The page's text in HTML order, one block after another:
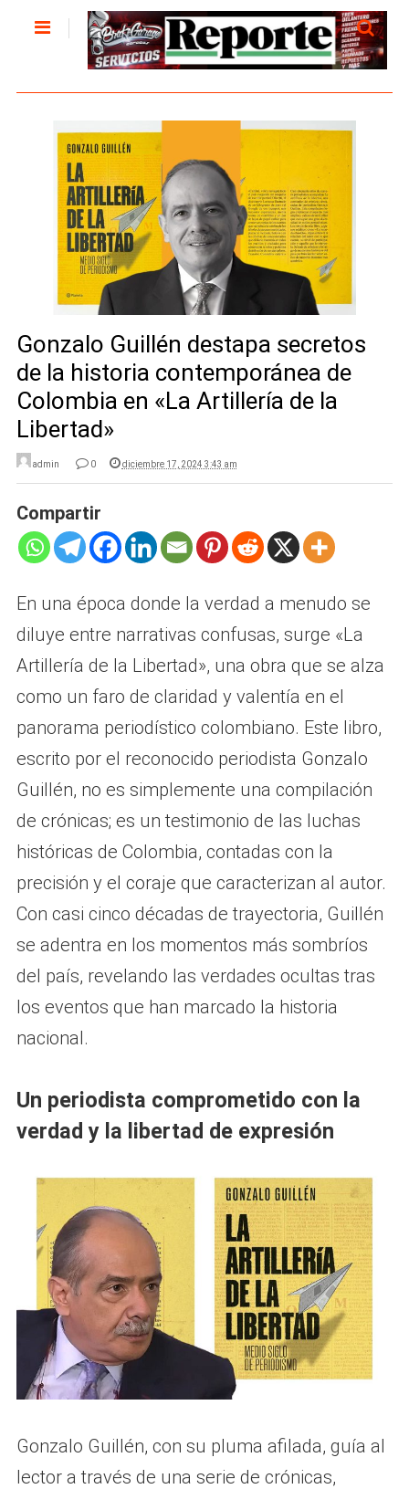
Gonzalo Guillén destapa secretos
de la historia contemporánea de
Colombia en «La Artillería de la
Libertad»
admin 0 diciembre 17, 2024 3:43 am
Compartir
En una época donde la verdad a menudo se
diluye entre narrativas confusas, surge «La
Artillería de la Libertad», una obra que se alza
como un faro de claridad y valentía en el
panorama periodístico colombiano. Este libro,
escrito por el reconocido periodista Gonzalo
Guillén, no es simplemente una compilación
de crónicas; es un testimonio de las luchas
históricas de Colombia, contadas con la
precisión y el coraje que caracterizan al autor.
Con casi cinco décadas de trayectoria, Guillén
se adentra en los momentos más sombríos
del país, revelando las verdades ocultas tras
los eventos que han marcado la historia
nacional.
Un periodista comprometido con la
verdad y la libertad de expresión
Gonzalo Guillén, con su pluma afilada, guía al
lector a través de una serie de crónicas,